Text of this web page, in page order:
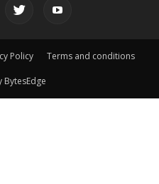
Policy Terms and conditions
BytesEdge